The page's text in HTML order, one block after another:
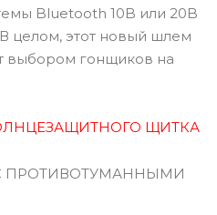
Bluetooth 10B или 20B
целом, этот новый шлем
выбором гонщиков на
ЩИТКА
ПРОТИВОТУМАННЫМИ